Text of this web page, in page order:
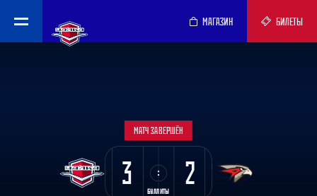
МАГАЗИН БИЛЕТЫ
МАТЧ ЗАВЕРШЁН
3 2
БУЛЛИТЫ